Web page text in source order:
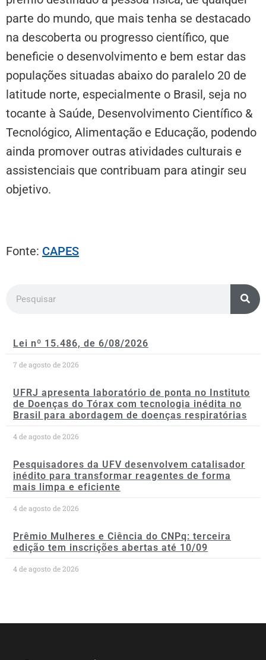
parte do mundo, que mais tenha se destacado
na descoberta ou progresso científico, que
beneficie o desenvolvimento e bem estar das
populações situadas abaixo do paralelo 20 de
latitude norte, especialmente o Brasil, seja no
tocante à Saúde, Desenvolvimento Científico &
Tecnológico, Alimentação e Educação, podendo
ainda promover outras atividades culturais e
assistenciais que contribuam para atingir seu
objetivo.
Fonte: CAPES
Lei nº 15.486, de 6/08/2026
7 de agosto de 2026
UFRJ apresenta laboratório de ponta no Instituto
de Doenças do Tórax com tecnologia inédita no
Brasil para abordagem de doenças respiratórias
4 de agosto de 2026
Pesquisadores da UFV desenvolvem catalisador
inédito para transformar reagentes de forma
mais limpa e eficiente
4 de agosto de 2026
Prêmio Mulheres e Ciência do CNPq: terceira
edição tem inscrições abertas até 10/09
4 de agosto de 2026